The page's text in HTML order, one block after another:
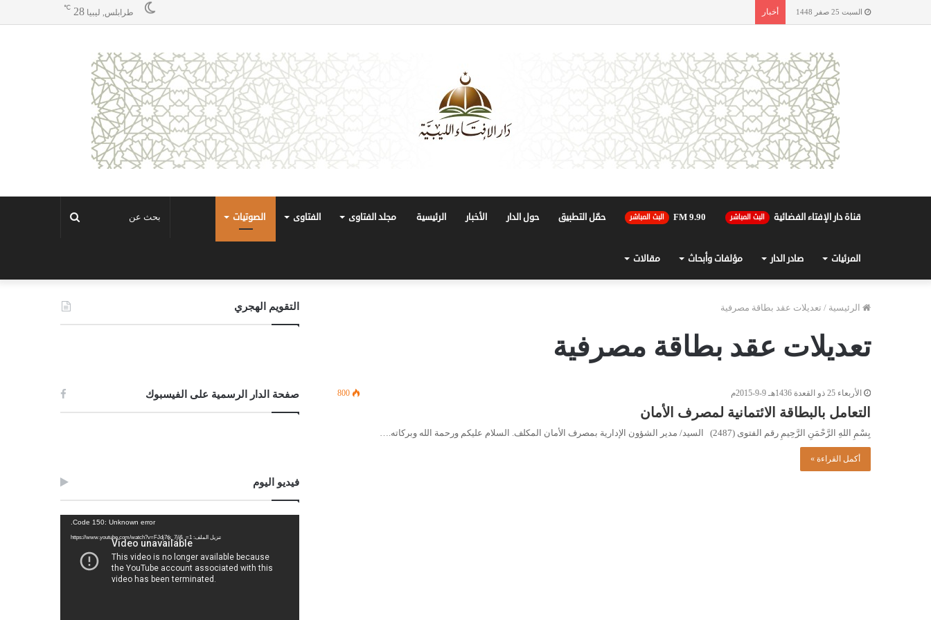
السبت 25 صفر 1448 أخبار طرابلس, ليبيا 28
℃
قناة دار الإفتاء الفضائية البث المباشر 90.FM 9 البث المباشر حمّل التطبيق حول الدار الأخبار الرئيسية مجلد الفتاوى الفتاوى الصوتيات
المرئيات صادر الدار مؤلفات وأبحاث مقالات
الرئيسية / تعديلات عقد بطاقة مصرفية
تعديلات عقد بطاقة مصرفية
الأربعاء 25 ذو القعدة 1436هـ 9-9-2015م 800
التعامل بالبطاقة الائتمانية لمصرف الأمان
بِسْمِ اللهِ الرَّحْمَنِ الرَّحِيمِ رقم الفتوى (2487) السيد/ مدير الشؤون الإدارية بمصرف الأمان المكلف. السلام عليكم ورحمة الله وبركاته.…
أكمل القراءة »
التقويم الهجري
صفحة الدار الرسمية على الفيسبوك
فيديو اليوم
Code 150: Unknown error.
تنزيل الملف: https://www.youtube.com/watch?v=FJdj7tk_7jI&_=1